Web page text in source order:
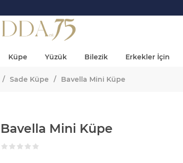
Küpe Yüzük Bilezik Erkekler İçin
/ Sade Küpe / Bavella Mini Küpe
Bavella Mini Küpe